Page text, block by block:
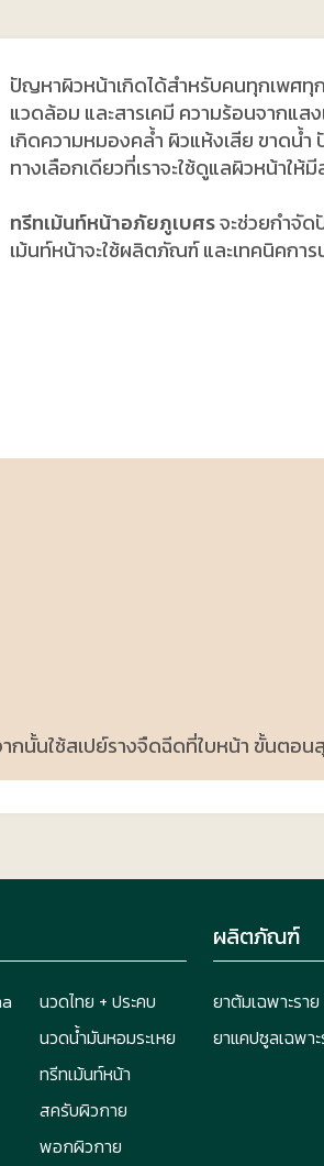
ปัญหาผิวหน้าเกิดได้สำหรับคนทุกเพศ
แวดล้อม และสารเคมี ความร้อนจากแ
เกิดความหมองคล้ำ ผิวแห้งเสีย ขาดน้
ทางเลือกเดียวที่เราจะใช้ดูแลผิวหน้าให้
ทรีทเม้นท์หน้าอภัยภูเบศรจะช่วยกำจั
เม้นท์หน้าจะใช้ผลิตภัณฑ์ และเทคนิคกา
กนั้นใช้สเปย์รางจืดฉีดที่ใบหน้า ขั้นตอ
นวดไทย + ประคบ
นวดน้ำมันหอมระเหย
ทรีทเม้นท์หน้า
สครับผิวกาย
พอกผิวกาย
ผลิตภัณฑ์
ยาต้มเฉพาะราย
ยาแคปซูลเฉพา